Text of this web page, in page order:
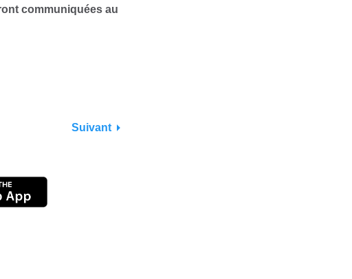
communiquées au
Suivant